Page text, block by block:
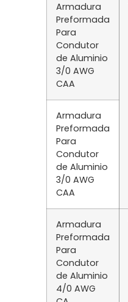
Armadura
Preformada
Para
Condutor
de Aluminio
3/0 AWG
CAA
Armadura
Preformada
Para
Condutor
de Aluminio
3/0 AWG
CAA
Armadura
Preformada
Para
Condutor
de Aluminio
4/0 AWG